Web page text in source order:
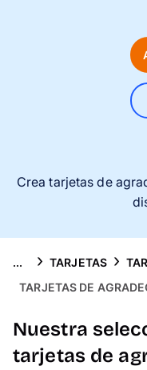
Crea tarjetas de
... TARJETAS
TARJETAS DE
Nuestra
tarjetas de